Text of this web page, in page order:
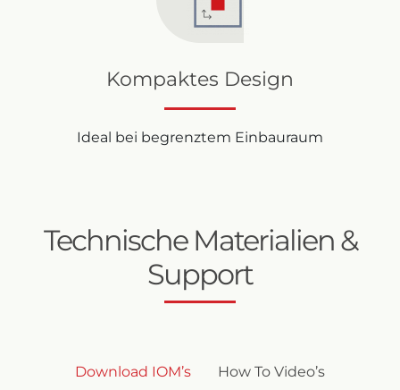
Kompaktes Design
Ideal bei begrenztem Einbauraum
Technische Materialien &
Support
Download IOM’s How To Video’s